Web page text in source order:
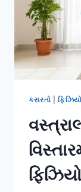
કસરતો |